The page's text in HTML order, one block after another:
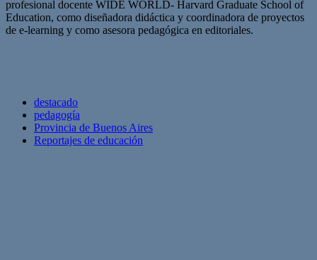
profesional docente WIDE WORLD- Harvard Graduate School of
Education, como diseñadora didáctica y coordinadora de proyectos
de e-learning y como asesora pedagógica en editoriales.
destacado
pedagogía
Provincia de Buenos Aires
Reportajes de educación